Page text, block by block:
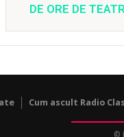
DE ORE DE
Cum ascult Radio
©